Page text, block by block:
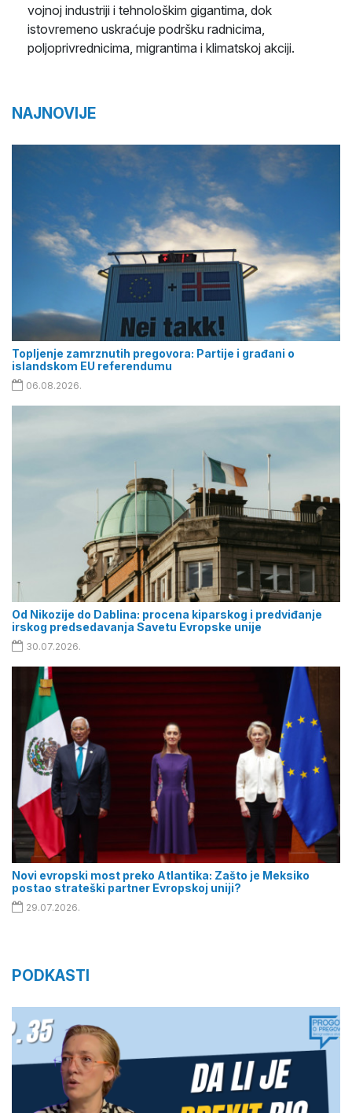
vojnoj industriji i tehnološkim gigantima, dok
istovremeno uskraćuje podršku radnicima,
poljoprivrednicima, migrantima i klimatskoj akciji.
NAJNOVIJE
Topljenje zamrznutih pregovora: Partije i građani o
islandskom EU referendumu
06.08.2026.
Od Nikozije do Dablina: procena kiparskog i predviđanje
irskog predsedavanja Savetu Evropske unije
30.07.2026.
Novi evropski most preko Atlantika: Zašto je Meksiko
postao strateški partner Evropskoj uniji?
29.07.2026.
PODKASTI